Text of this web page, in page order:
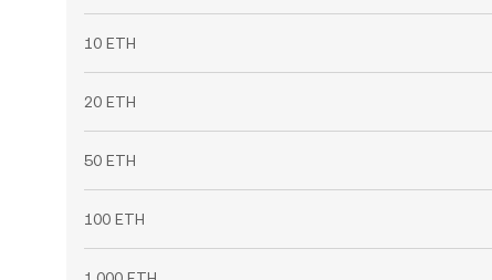
10 ETH
20 ETH
50 ETH
100 ETH